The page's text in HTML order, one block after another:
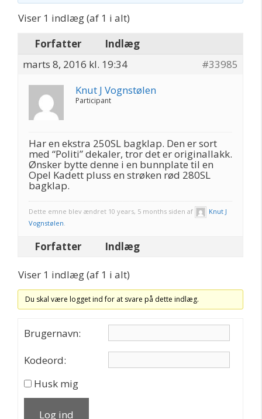
Viser 1 indlæg (af 1 i alt)
Forfatter
Indlæg
marts 8, 2016 kl. 19:34
#33985
Knut J Vognstølen
Participant
Har en ekstra 250SL bagklap. Den er sort
med “Politi” dekaler, tror det er originallakk.
Ønsker bytte denne i en bunnplate til en
Opel Kadett pluss en strøken rød 280SL
bagklap.
Dette emne blev ændret 10 years, 5 months siden af
Knut J
Vognstølen.
Forfatter Indlæg
Viser 1 indlæg (af 1 i alt)
Du skal være logget ind for at svare på dette indlæg.
Brugernavn:
Kodeord:
Husk mig
Log ind